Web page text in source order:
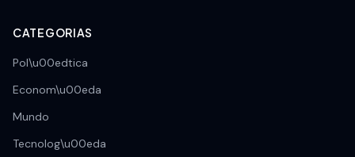
CATEGORIAS
Pol\u00edtica
Econom\u00eda
Mundo
Tecnolog\u00eda